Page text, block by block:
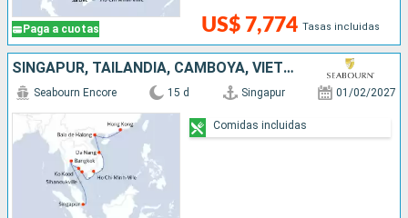
Paga a cuotas US$ 7,774 Tasas incluidas
SINGAPUR, TAILANDIA, CAMBOYA, VIETNAM, CHINA
Seabourn Encore 15 d Singapur 01/02/2027
Comidas incluidas